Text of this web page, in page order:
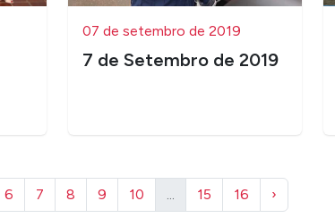
07 de setembro de 2019
7 de Setembro de 2019
6 7 8 9 10 15 16 ›